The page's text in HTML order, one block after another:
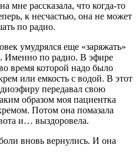
рассказала, что когда-то
к несчастью, она не может
по радио.
умудрялся еще «заряжать»
Именно по радио. В эфире
время которой надо было
или емкость с водой. В этот
передавал свою
образом моя пациентка
Потом она помазала
и… выздоровела.
вновь вернулись. И она